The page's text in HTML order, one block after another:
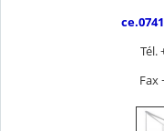
Tél.
Fax